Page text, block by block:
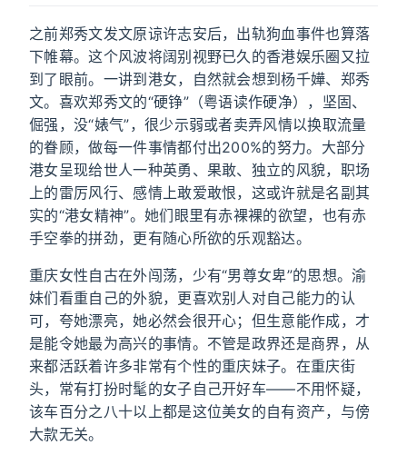
之前郑秀文发文原谅许志安后，出轨狗血事件也算落
下帷幕。这个风波将阔别视野已久的香港娱乐圈又拉
到了眼前。一讲到港女，自然就会想到杨千嬅、郑秀
文。喜欢郑秀文的“硬铮”（粤语读作硬净），坚固、
倔强，没“婊气”，很少示弱或者卖弄风情以换取流量
的眷顾，做每一件事情都付出200%的努力。大部分
港女呈现给世人一种英勇、果敢、独立的风貌，职场
上的雷厉风行、感情上敢爱敢恨，这或许就是名副其
实的“港女精神”。她们眼里有赤裸裸的欲望，也有赤
手空拳的拼劲，更有随心所欲的乐观豁达。
重庆女性自古在外闯荡，少有“男尊女卑”的思想。渝
妹们看重自己的外貌，更喜欢别人对自己能力的认
可，夸她漂亮，她必然会很开心；但生意能作成，才
是能令她最为高兴的事情。不管是政界还是商界，从
来都活跃着许多非常有个性的重庆妹子。在重庆街
头，常有打扮时髦的女子自己开好车——不用怀疑，
该车百分之八十以上都是这位美女的自有资产，与傍
大款无关。